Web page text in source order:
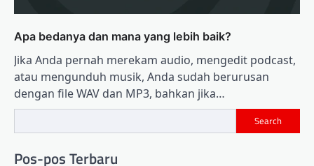
Apa bedanya dan mana yang lebih baik?
Jika Anda pernah merekam audio, mengedit podcast,
atau mengunduh musik, Anda sudah berurusan
dengan file WAV dan MP3, bahkan jika…
Search
Pos-pos Terbaru